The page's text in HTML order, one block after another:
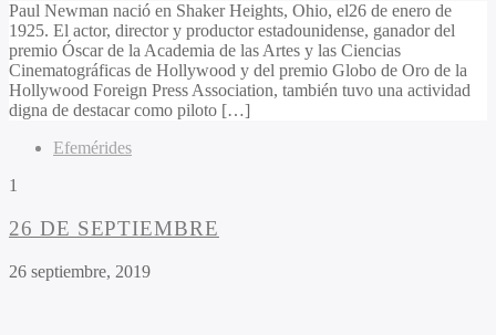
Paul Newman nació en Shaker Heights, Ohio, el26 de enero de
1925. El actor, director y productor estadounidense, ganador del
premio Óscar de la Academia de las Artes y las Ciencias
Cinematográficas de Hollywood y del premio Globo de Oro de la
Hollywood Foreign Press Association, también tuvo una actividad
digna de destacar como piloto […]
Efemérides
1
26 DE SEPTIEMBRE
26 septiembre, 2019